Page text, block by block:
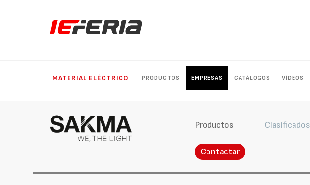
MATERIAL ELÉCTRICO PRODUCTOS EMPRESAS CATÁLOGOS VÍDEOS
Productos Clasificados
Contactar